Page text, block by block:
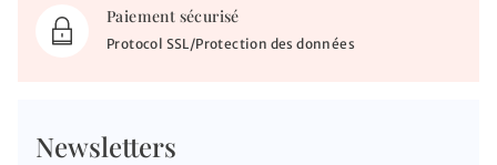
Paiement sécurisé
Protocol SSL/Protection des données
Newsletters